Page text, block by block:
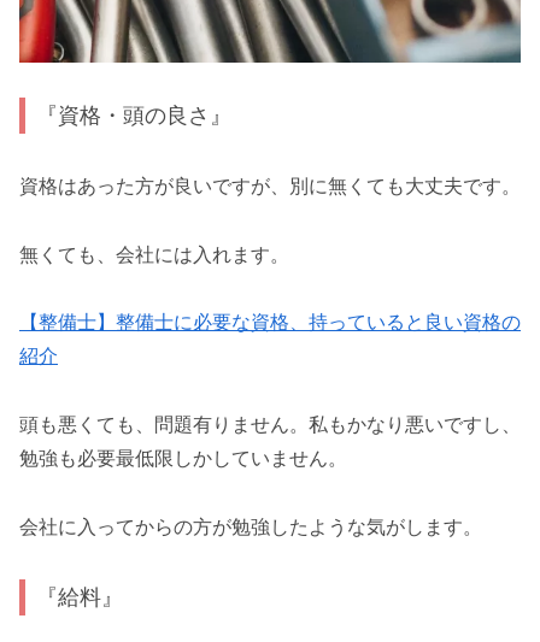
『資格・頭の良さ』
資格はあった方が良いですが、別に無くても大丈夫です。
無くても、会社には入れます。
【整備士】整備士に必要な資格、持っていると良い資格の
紹介
頭も悪くても、問題有りません。私もかなり悪いですし、
勉強も必要最低限しかしていません。
会社に入ってからの方が勉強したような気がします。
『給料』